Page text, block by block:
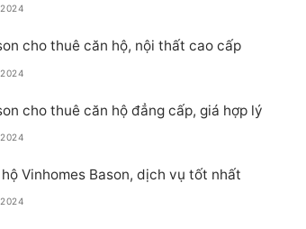
cho thuê căn hộ, nội thất cao cấp
cho thuê căn hộ đẳng cấp, giá hợp lý
Vinhomes Bason, dịch vụ tốt nhất